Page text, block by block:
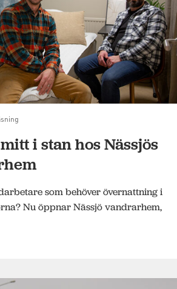
i stan hos Nässjös
som behöver övernattning i
Nu öppnar Nässjö vandrarhem,